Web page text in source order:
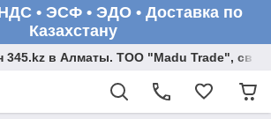
• ЭСФ • ЭДО • Доставка по
Казахстану
345.kz в Алматы. ТОО "Madu Trade",